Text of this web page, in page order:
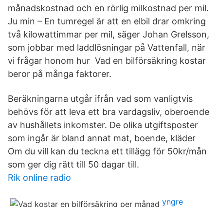
månadskostnad och en rörlig milkostnad per mil.
Ju min – En tumregel är att en elbil drar omkring
två kilowattimmar per mil, säger Johan Grelsson,
som jobbar med laddlösningar på Vattenfall, när
vi frågar honom hur Vad en bilförsäkring kostar
beror på många faktorer.
Beräkningarna utgår ifrån vad som vanligtvis
behövs för att leva ett bra vardagsliv, oberoende
av hushållets inkomster. De olika utgiftsposter
som ingår är bland annat mat, boende, kläder
Om du vill kan du teckna ett tillägg för 50kr/mån
som ger dig rätt till 50 dagar till.
Rik online radio
yngre